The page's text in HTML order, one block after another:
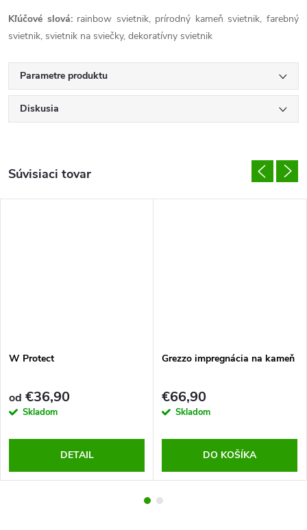
Kľúčové slová:rainbow svietnik, prírodný kameň svietnik, farebný
svietnik, svietnik na sviečky, dekoratívny svietnik
Parametre produktu
Diskusia
Súvisiaci tovar
W Protect
od €36,90
Skladom
DETAIL
Grezzo impregnácia na kameň
€66,90
Skladom
DO KOŠÍKA